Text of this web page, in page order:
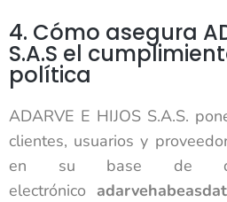
4. Cómo asegura
S.A.S el
política
ADARVE E HIJOS S.A.S.
clientes, usuarios y
en su base de
electrónico